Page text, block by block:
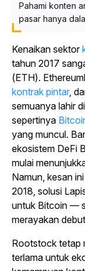
Pahami konten
pasar hanya
Kenaikan sektor
tahun 2017
(ETH).
kontrak pintar,
semuanya lahir
sepertinya
yang muncul.
ekosistem DeFi
mulai
Namun, kesan
2018, solusi
untuk Bitcoin —
merayakan
Rootstock tetap
terlama untuk